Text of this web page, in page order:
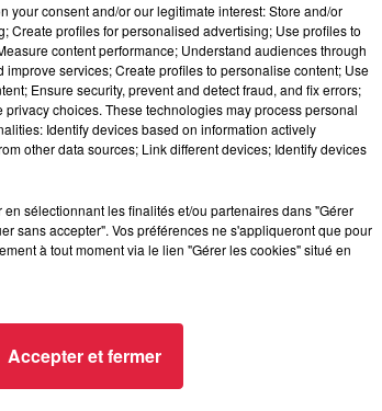
est possible de privatiser
sont accessibles : une
Rulantica s’agrandit
visible sur le côté du parc
your consent and/or our legitimate interest: Store and/or
Create profiles for personalised advertising; Use profiles to
content performance; Understand audiences through
services; Create profiles to personalise content; Use
Ensure security, prevent and detect fraud, and fix errors;
choices. These technologies may process personal
Identify devices based on information actively
other data sources; Link different devices; Identify devices
sélectionnant les finalités et/ou partenaires dans "Gérer
sans accepter". Vos préférences ne s'appliqueront que pour
à tout moment via le lien "Gérer les cookies" situé en
Accepter et fermer